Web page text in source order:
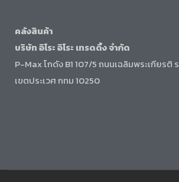
คลังสินค้า
บริษัท อิโระ อิโระ เทรดดิ้ง จำกัด
P-Max โกดัง B1 107/5 ถนนเฉลิมพระเกียรติ
เขตประเวศ กทม 10250